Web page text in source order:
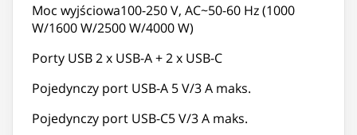
Moc wyjściowa100-250 V, AC~50-60 Hz (1000
W/1600 W/2500 W/4000 W)
Porty USB 2 x USB-A + 2 x USB-C
Pojedynczy port USB-A 5 V/3 A maks.
Pojedynczy port USB-C5 V/3 A maks.